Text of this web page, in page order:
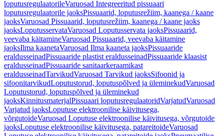
loputusregulaatorileVaruosad Integreeritud pissuaari
loputusregulaatorile jaoksPissuaarid, loputusrežiim, kaanega / kaane
jaoksVaruosad Pissuaarid, loputusrežiim, kaanega / kaane jaoks
jaoksLoputusservataVaruosad Loputusservata jaoksPissuaarid,
veevaba käitamineVaruosad Pissuaarid, veevaba käitamine
jaoksIlma kaanetaVaruosad Ilma kaaneta jaoksPissuaaride
eraldusseinadPissuaaride plastist eraldusseinadPissuaaride klaasist
eraldusseinadPissuaaride sanitaarkeraamikast
eraldusseinadTarvikudVaruosad Tarvikud jaoksSifoonid ja
sifoonitarvikudLoputustorud, loputuspõlved ja üleminekudVaruosad
Loputustorud, loputuspõlved ja üleminekud
jaoksKinnitusmaterjalPissuaari loputusregulaatoridVarjatudVaruosad
Varjatud jaoksLoputuse elektroonilise käivitusega,
võrgutoideVaruosad Loputuse elektroonilise käivitusega, võrgutoide
jaoksLoputuse elektroonilise käivitusega, patareitoideVaruosad